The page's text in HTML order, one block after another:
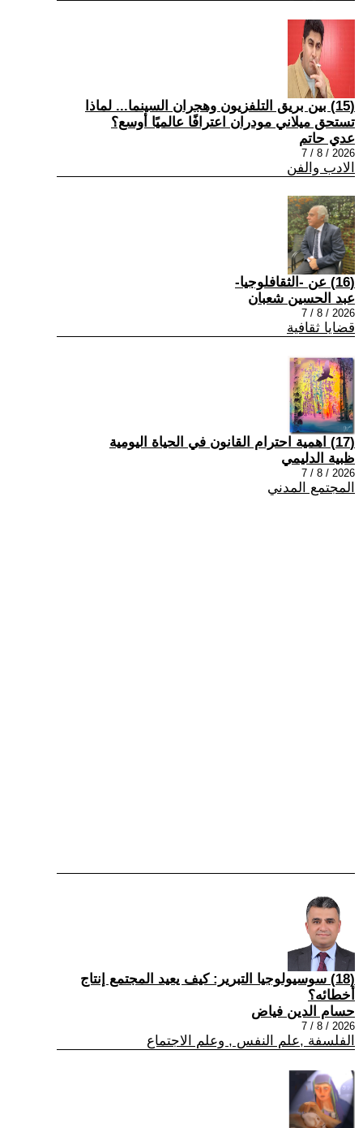
(15) بين بريق التلفزيون وهجران السينما... لماذا
تستحق ميلاني مودران اعترافًا عالميًا أوسع؟
عدي حاتم
2026 / 8 / 7
الادب والفن
(16) عن -الثقافلوجيا-
عبد الحسين شعبان
2026 / 8 / 7
قضايا ثقافية
(17) اهمية احترام القانون في الحياة اليومية
ظبية الدليمي
2026 / 8 / 7
المجتمع المدني
(18) سوسيولوجيا التبرير: كيف يعيد المجتمع إنتاج
أخطائه؟
حسام الدين فياض
2026 / 8 / 7
الفلسفة ,علم النفس , وعلم الاجتماع